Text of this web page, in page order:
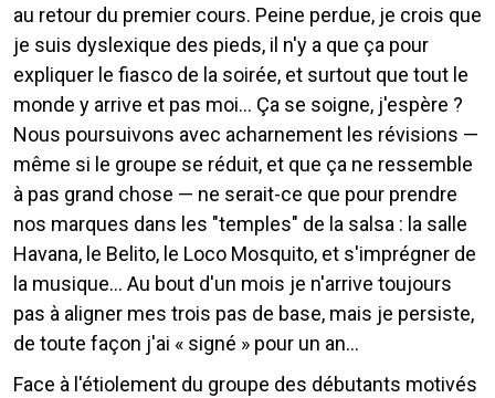
au retour du premier cours. Peine perdue, je crois que
je suis dyslexique des pieds, il n'y a que ça pour
expliquer le fiasco de la soirée, et surtout que tout le
monde y arrive et pas moi... Ça se soigne, j'espère ?
Nous poursuivons avec acharnement les révisions —
même si le groupe se réduit, et que ça ne ressemble
à pas grand chose — ne serait-ce que pour prendre
nos marques dans les "temples" de la salsa : la salle
Havana, le Belito, le Loco Mosquito, et s'imprégner de
la musique... Au bout d'un mois je n'arrive toujours
pas à aligner mes trois pas de base, mais je persiste,
de toute façon j'ai « signé » pour un an...
Face à l'étiolement du groupe des débutants motivés